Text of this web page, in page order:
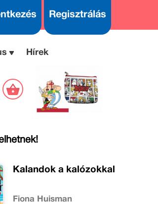
Regisztrálás
Hírek
Kalandok a kalózokkal
Fiona Huisman